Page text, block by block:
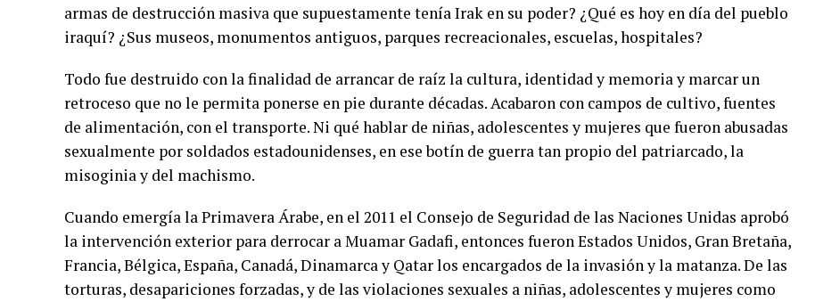
armas de destrucción masiva que supuestamente tenía Irak en su poder? ¿Qué es hoy en día del pueblo
iraquí? ¿Sus museos, monumentos antiguos, parques recreacionales, escuelas, hospitales?
Todo fue destruido con la finalidad de arrancar de raíz la cultura, identidad y memoria y marcar un
retroceso que no le permita ponerse en pie durante décadas. Acabaron con campos de cultivo, fuentes
de alimentación, con el transporte. Ni qué hablar de niñas, adolescentes y mujeres que fueron abusadas
sexualmente por soldados estadounidenses, en ese botín de guerra tan propio del patriarcado, la
misoginia y del machismo.
Cuando emergía la Primavera Árabe, en el 2011 el Consejo de Seguridad de las Naciones Unidas aprobó
la intervención exterior para derrocar a Muamar Gadafi, entonces fueron Estados Unidos, Gran Bretaña,
Francia, Bélgica, España, Canadá, Dinamarca y Qatar los encargados de la invasión y la matanza. De las
torturas, desapariciones forzadas, y de las violaciones sexuales a niñas, adolescentes y mujeres como